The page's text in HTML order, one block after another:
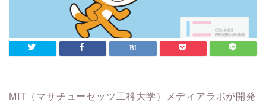
MIT（マサチューセッツ工科大学）メディアラボが開発